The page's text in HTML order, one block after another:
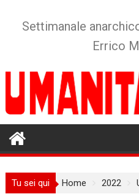
Settimanale
Errico
Tu sei qui Home 2022